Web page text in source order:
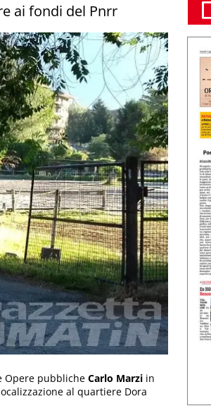
ai fondi del Pnrr
Opere pubbliche Carlo Marzi in
al quartiere Dora